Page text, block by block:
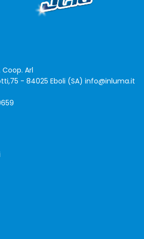
Arl
- 84025 Eboli (SA) info@inluma.it